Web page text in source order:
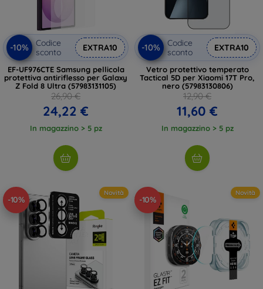
-10%
Codice
sconto
EXTRA10
EF-UF976CTE Samsung pellicola
protettiva antiriflesso per Galaxy
Z Fold 8 Ultra (57983131105)
26,90 €
24,22 €
In magazzino > 5 pz
-10%
Codice
sconto
EXTRA10
Vetro protettivo temperato
Tactical 5D per Xiaomi 17T Pro,
nero (57983130806)
12,90 €
11,60 €
In magazzino > 5 pz
-10%
Novità
-10%
Novità